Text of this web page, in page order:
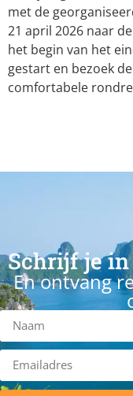
met de
21 april 2026 naar
het begin van het
gestart en bezoek
comfortabele
Schrijf je
En ontvang